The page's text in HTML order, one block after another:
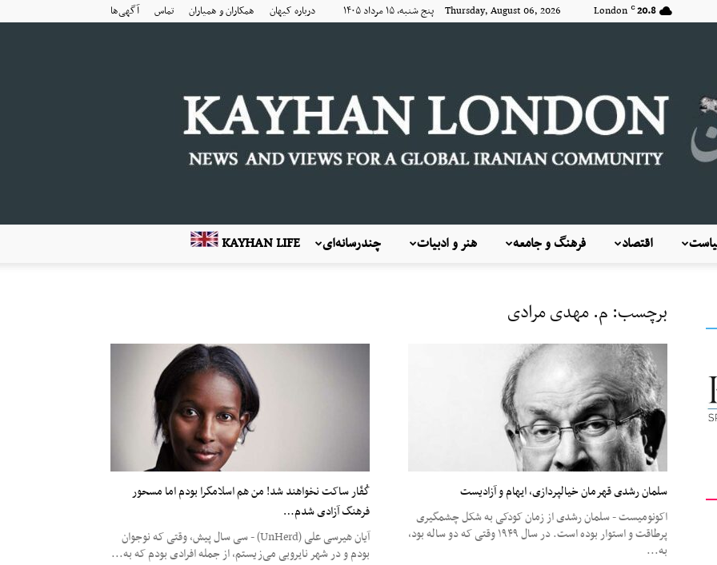
20.8
C
London Thursday, August 06, 2026 پنج شنبه, ۱۵ مرداد ۱۴۰۵ درباره کیهان همکاران و همیاران تماس آگهی‌ها
کیهان
لندن
KAYHAN LIFE چندرسانه‌ای هنر و ادبیات فرهنگ و جامعه اقتصاد
برچسب: م. مهدی مرادی
کُفّار ساکت نخواهند شد! من هم اسلامگرا بودم اما مسحور
فرهنگ آزادی شدم…
آیان هیرسی علی (UnHerd) - سی سال پیش، وقتی که نوجوان
بودم و در شهر نایروبی می‌زیستم، از جمله افرادی بودم که به...
سلمان رشدی قهرمان خیالپردازی، ایهام و آزادیست
اکونومیست - سلمان رشدی از زمان کودکی به شکل چشمگیری
پرطاقت و استوار بوده است. در سال ۱۹۴۹ وقتی که دو ساله بود،
به...